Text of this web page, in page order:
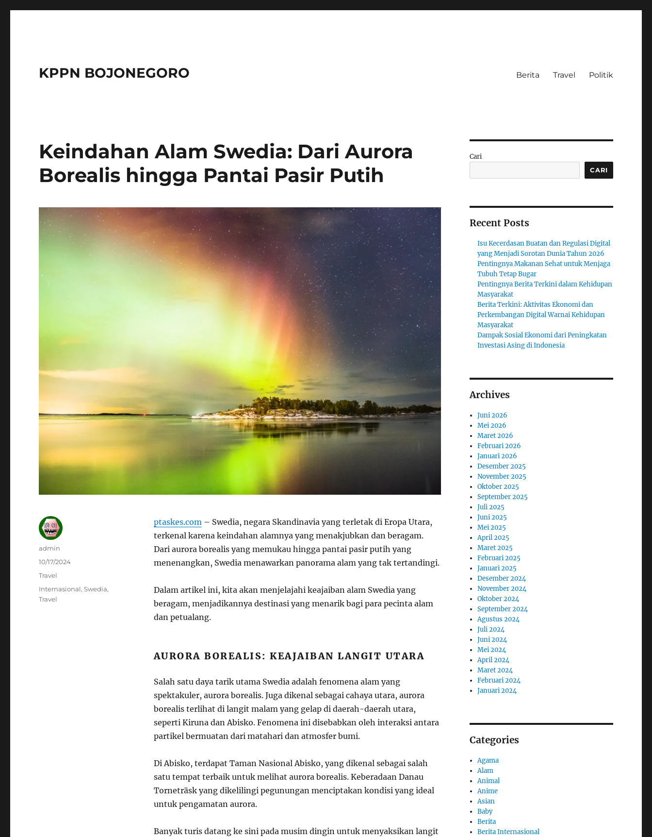
KPPN BOJONEGORO Berita Travel Politik
Keindahan Alam Swedia: Dari Aurora
Borealis hingga Pantai Pasir Putih
ptaskes.com– Swedia, negara Skandinavia yang terletak di Eropa Utara,
terkenal karena keindahan alamnya yang menakjubkan dan beragam.
Dari aurora borealis yang memukau hingga pantai pasir putih yang
menenangkan, Swedia menawarkan panorama alam yang tak tertandingi.
Dalam artikel ini, kita akan menjelajahi keajaiban alam Swedia yang
beragam, menjadikannya destinasi yang menarik bagi para pecinta alam
dan petualang.
AURORA BOREALIS: KEAJAIBAN LANGIT UTARA
Salah satu daya tarik utama Swedia adalah fenomena alam yang
spektakuler, aurora borealis. Juga dikenal sebagai cahaya utara, aurora
borealis terlihat di langit malam yang gelap di daerah-daerah utara,
seperti Kiruna dan Abisko. Fenomena ini disebabkan oleh interaksi antara
partikel bermuatan dari matahari dan atmosfer bumi.
Di Abisko, terdapat Taman Nasional Abisko, yang dikenal sebagai salah
satu tempat terbaik untuk melihat aurora borealis. Keberadaan Danau
Torneträsk yang dikelilingi pegunungan menciptakan kondisi yang ideal
untuk pengamatan aurora.
Banyak turis datang ke sini pada musim dingin untuk menyaksikan langit
Author
admin
Posted
on
10/17/2024
Categories
Travel
Tags
Internasional,Swedia,
Travel
Cari
CARI
Recent Posts
Isu Kecerdasan Buatan dan Regulasi Digital
yang Menjadi Sorotan Dunia Tahun 2026
Pentingnya Makanan Sehat untuk Menjaga
Tubuh Tetap Bugar
Pentingnya Berita Terkini dalam Kehidupan
Masyarakat
Berita Terkini: Aktivitas Ekonomi dan
Perkembangan Digital Warnai Kehidupan
Masyarakat
Dampak Sosial Ekonomi dari Peningkatan
Investasi Asing di Indonesia
Archives
Juni 2026
Mei 2026
Maret 2026
Februari 2026
Januari 2026
Desember 2025
November 2025
Oktober 2025
September 2025
Juli 2025
Juni 2025
Mei 2025
April 2025
Maret 2025
Februari 2025
Januari 2025
Desember 2024
November 2024
Oktober 2024
September 2024
Agustus 2024
Juli 2024
Juni 2024
Mei 2024
April 2024
Maret 2024
Februari 2024
Januari 2024
Categories
Agama
Alam
Animal
Anime
Asian
Baby
Berita
Berita Internasional